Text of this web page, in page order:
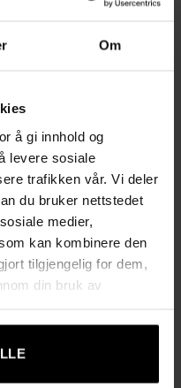
Om
å gi innhold og
levere sosiale
trafikken vår. Vi deler
du bruker nettstedet
medier,
kan kombinere den
tilgjengelig for dem,
din bruk av
finner riktig smykke uten
svart som fremhever
speil og lås gir både
PU-trekk for
mot riper og slitasje